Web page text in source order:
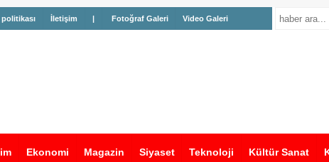
İletişim | Fotoğraf Galeri Video Galeri
Ekonomi Magazin Siyaset Teknoloji Kültür Sanat